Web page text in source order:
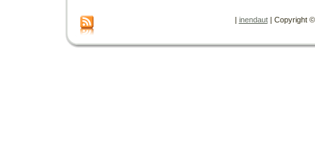
| inendaut| Copyright ©